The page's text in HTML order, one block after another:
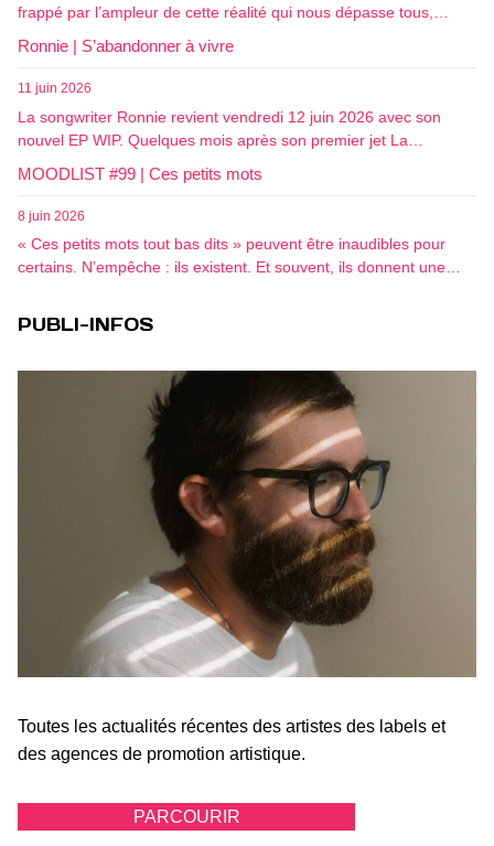
frappé par l’ampleur de cette réalité qui nous dépasse tous,…
Ronnie | S’abandonner à vivre
11 juin 2026
La songwriter Ronnie revient vendredi 12 juin 2026 avec son
nouvel EP WIP. Quelques mois après son premier jet La…
MOODLIST #99 | Ces petits mots
8 juin 2026
« Ces petits mots tout bas dits » peuvent être inaudibles pour
certains. N’empêche : ils existent. Et souvent, ils donnent une…
PUBLI-INFOS
Toutes les actualités récentes des artistes des labels et
des agences de promotion artistique.
PARCOURIR